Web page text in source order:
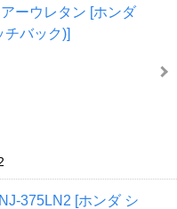
ーウレタン [ホンダ
チバック)]
375LN2 [ホンダ シ